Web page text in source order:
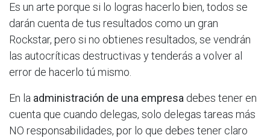
Es un arte porque si lo logras hacerlo bien, todos se
darán cuenta de tus resultados como un gran
Rockstar, pero si no obtienes resultados, se vendrán
las autocríticas destructivas y tenderás a volver al
error de hacerlo tú mismo.
En la administración de una empresa debes tener en
cuenta que cuando delegas, solo delegas tareas más
NO responsabilidades, por lo que debes tener claro